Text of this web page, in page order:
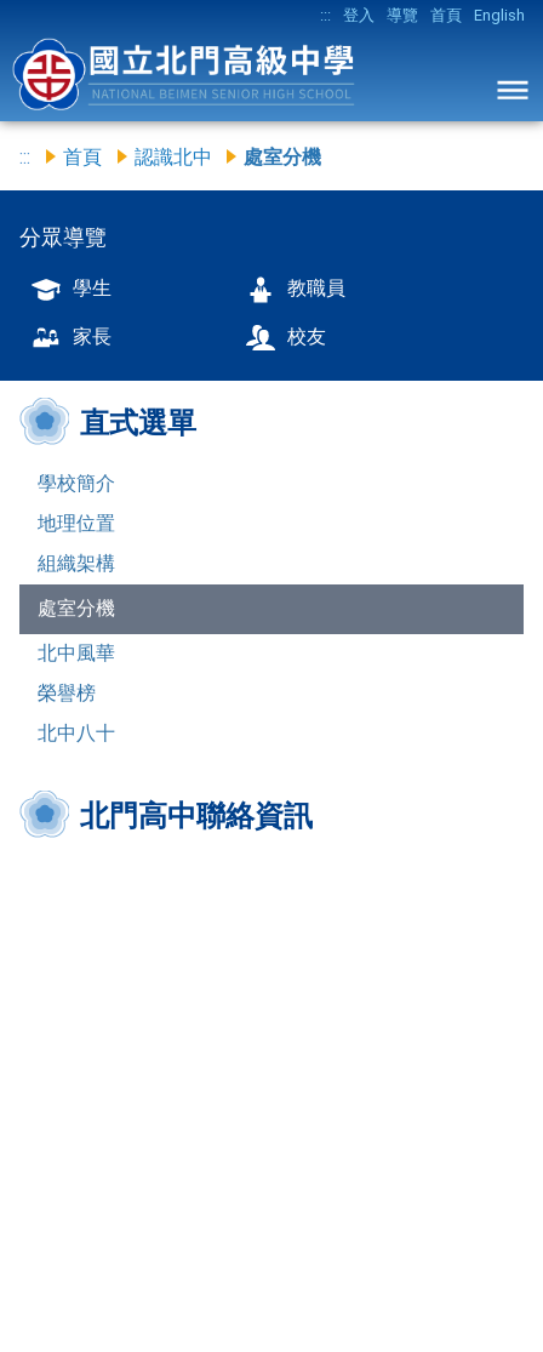
::: 登入 導覽 首頁 English
::: 首頁 認識北中 處室分機
分眾導覽
學生 教職員
家長 校友
直式選單
學校簡介
地理位置
組織架構
處室分機
北中風華
榮譽榜
北中八十
北門高中聯絡資訊